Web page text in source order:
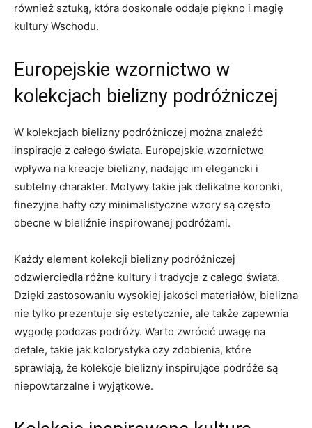
również sztuką,​ która doskonale ​oddaje piękno i magię
kultury ‍Wschodu.
Europejskie wzornictwo w
⁤kolekcjach bielizny‌ podróżniczej
W kolekcjach bielizny podróżniczej można znaleźć
inspiracje z całego świata. ⁢Europejskie wzornictwo
wpływa na kreacje bielizny, nadając⁤ im elegancki ⁣i
subtelny charakter. Motywy⁤ takie jak ⁤delikatne koronki,
‍finezyjne hafty czy minimalistyczne wzory są często⁢
obecne w bieliźnie inspirowanej podróżami.
Każdy element kolekcji bielizny podróżniczej
⁤odzwierciedla różne ⁣kultury‍ i tradycje z całego świata.
Dzięki zastosowaniu wysokiej jakości materiałów, bielizna
nie tylko prezentuje ⁢się ⁣estetycznie, ale także zapewnia
wygodę podczas podróży. Warto​ zwrócić uwagę⁤ na
detale, ‌takie jak kolorystyka czy ‍zdobienia, które
sprawiają,‍ że ‌kolekcje⁤ bielizny inspirujące podróże⁤ są
niepowtarzalne i wyjątkowe.